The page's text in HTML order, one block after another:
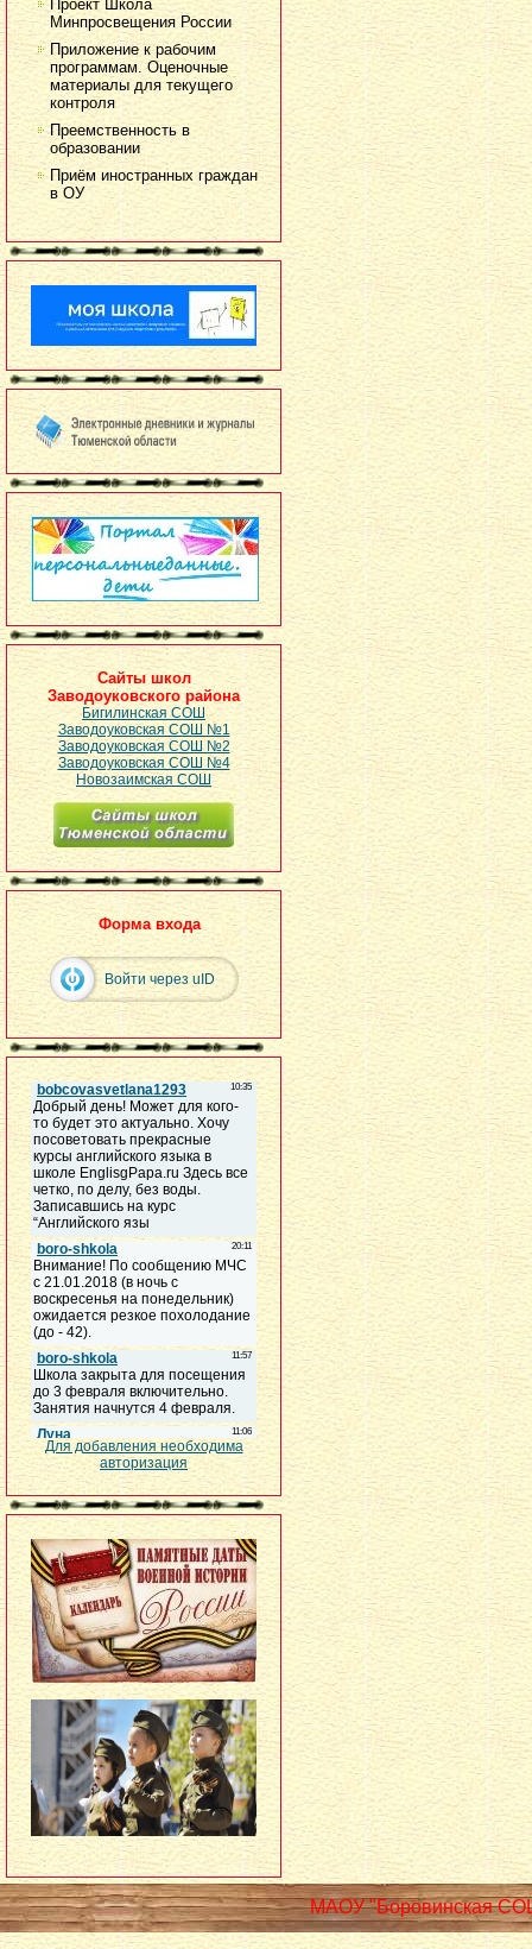
Проект Школа
Минпросвещения России
Приложение к рабочим
программам. Оценочные
материалы для текущего
контроля
Преемственность в
образовании
Приём иностранных граждан
в ОУ
Сайты школ
Заводоуковского района
Бигилинская СОШ
Заводоуковская СОШ №1
Заводоуковская СОШ №2
Заводоуковская СОШ №4
Новозаимская СОШ
Форма входа
Войти через uID
Для добавления необходима
авторизация
МАОУ "Боровинская